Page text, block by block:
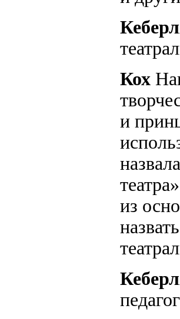
Кох
и
из